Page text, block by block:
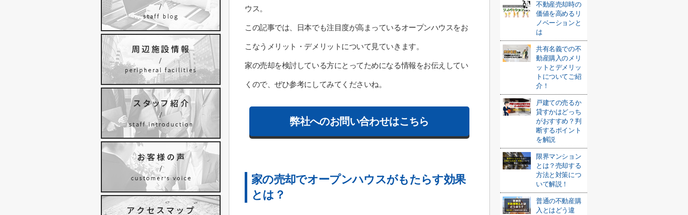
ウス。
この記事では、日本でも注目度が高まっているオープンハウスをお
こなうメリット・デメリットについて見ていきます。
家の売却を検討している方にとってためになる情報をお伝えしてい
くので、ぜひ参考にしてみてくださいね。
弊社へのお問い合わせはこちら
家の売却でオープンハウスがもたらす効果
とは？
不動産売却時の
価値を高めるリ
ノベーションと
は
共有名義での不
動産購入のメリ
ットとデメリッ
トについてご紹
介！
戸建ての売るか
貸すかはどっち
がおすすめ？判
断するポイント
を解説
限界マンション
とは？売却する
方法と対策につ
いて解説！
普通の不動産購
入とはどう違